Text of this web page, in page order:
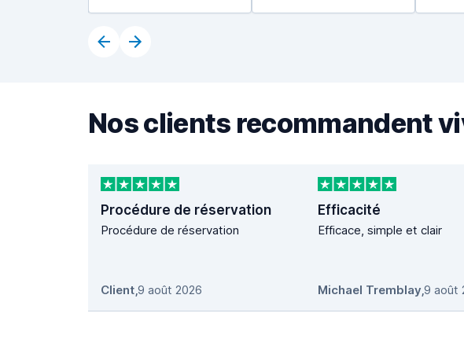
Nos clients recommandent
Procédure de réservation
Procédure de réservation
Client,9 août 2026
Efficacité
Efficace, simple et clair
Michael Tremblay,9 août